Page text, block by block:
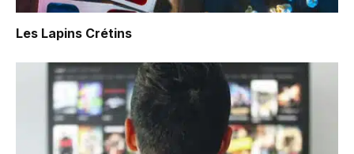
Les Lapins Crétins